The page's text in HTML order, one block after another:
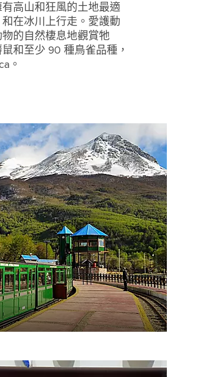
高山和狂風的土地最適
在冰川上行走。愛護動
的自然棲息地觀賞牠
和至少 90 種鳥雀品種，
。